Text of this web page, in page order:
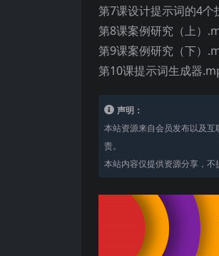
第7课设计提示词的4个
第8课案例研究（上）
第9课案例研究（下）
第10课提示词生成器
声明：
本站资源来自会员发布以及
责。
本站内容仅提供资源分享，